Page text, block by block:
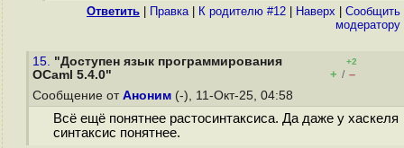
Ответить Правка| К родителю #12 Наверх
Cообщить
модератору
15. "Доступен язык программирования
OCaml 5.4.0"
+2
+ / –
Сообщение от Аноним (-), 11-Окт-25, 04:58
Всё ещё понятнее растосинтаксиса. Да даже у хаскеля
синтаксис понятнее.